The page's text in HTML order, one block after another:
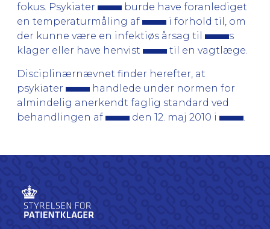
fokus. Psykiater
burde have foranlediget
en temperaturmåling af
i forhold til, om
der kunne være en infektiøs årsag til
s
klager eller have henvist
til en vagtlæge.
Disciplinærnævnet finder herefter, at
psykiater
handlede under normen for
almindelig anerkendt faglig standard ved
behandlingen af
den 12. maj 2010 i